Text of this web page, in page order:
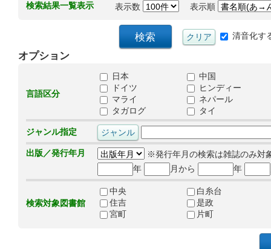
検索結果一覧表示 表示数 表示順
清音化す
オプション
言語区分
日本
中国
ドイツ
ヒンディー
マライ
ネパール
タガログ
タイ
ジャンル指定
出版／発行年月
※発行年月の検索は雑誌のみ対
年
月から 年
検索対象図書館
中央
白糸台
住吉
是政
宮町
片町